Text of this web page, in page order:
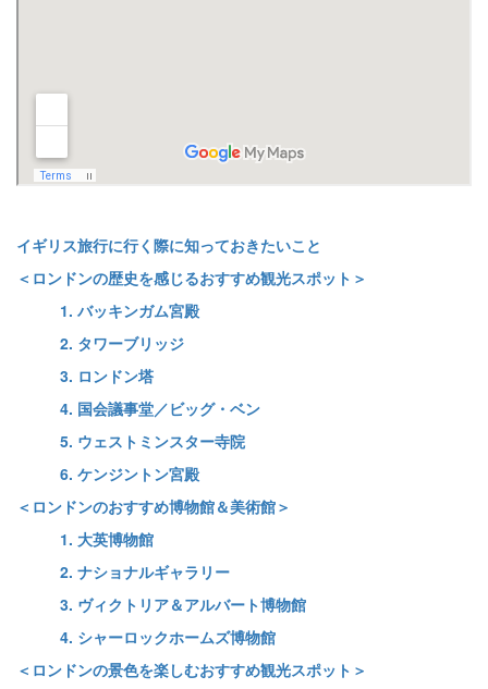
イギリス旅行に行く際に知っておきたいこと
＜ロンドンの歴史を感じるおすすめ観光スポット＞
1. バッキンガム宮殿
2. タワーブリッジ
3. ロンドン塔
4. 国会議事堂／ビッグ・ベン
5. ウェストミンスター寺院
6. ケンジントン宮殿
＜ロンドンのおすすめ博物館＆美術館＞
1. 大英博物館
2. ナショナルギャラリー
3. ヴィクトリア＆アルバート博物館
4. シャーロックホームズ博物館
＜ロンドンの景色を楽しむおすすめ観光スポット＞